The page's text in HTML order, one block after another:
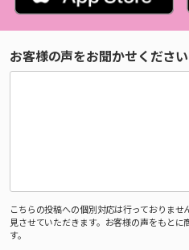
お客様の声をお聞かせください
こちらの投稿への個別対応は行っておりま
見させていただきます。お客様の声をもとに
す。